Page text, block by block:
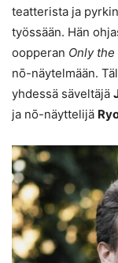
teatterista ja
työssään. Hän
oopperan Only the
nō-näytelmään.
yhdessä säveltäjä
ja nō-näyttelijä